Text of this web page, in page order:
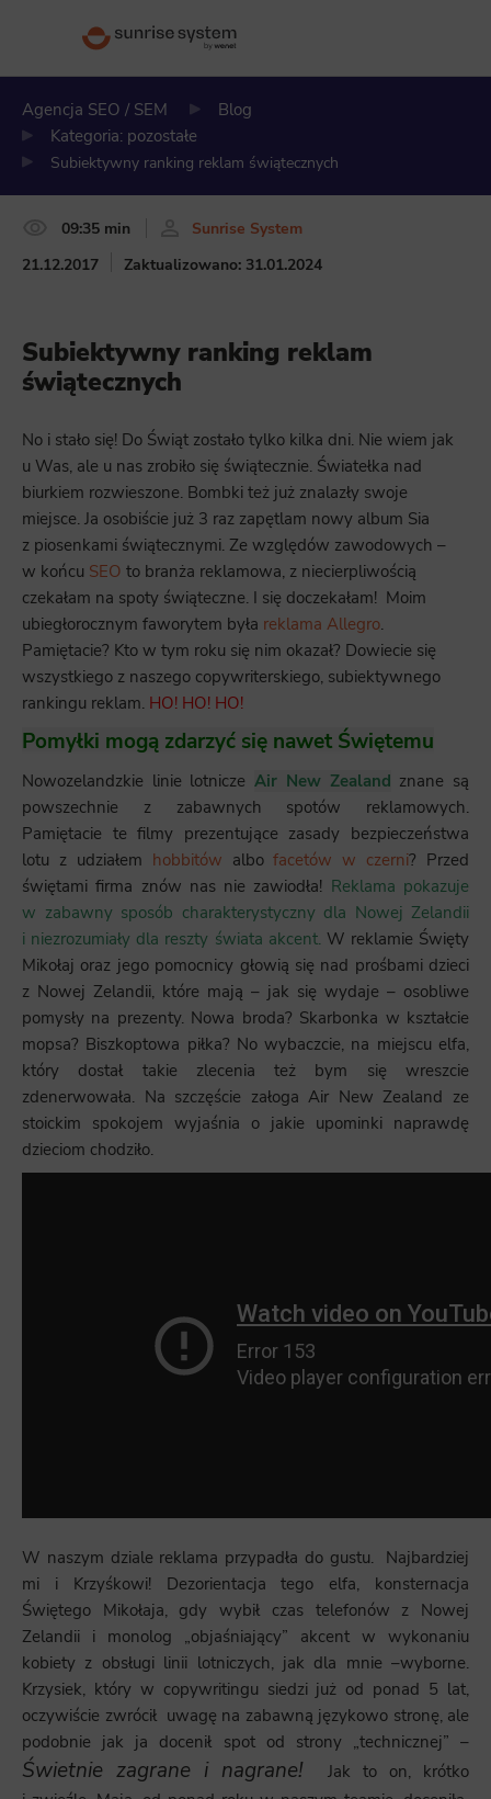
Agencja SEO / SEM
Blog
Kategoria: pozostałe
Subiektywny ranking reklam świątecznych
09:35 min
Sunrise System
21.12.2017
Zaktualizowano: 31.01.2024
Subiektywny ranking reklam
świątecznych
No i stało się! Do Świąt zostało tylko kilka dni. Nie wiem jak
u Was, ale u nas zrobiło się świątecznie. Światełka nad
biurkiem rozwieszone. Bombki też już znalazły swoje
miejsce. Ja osobiście już 3 raz zapętlam nowy album Sia
z piosenkami świątecznymi. Ze względów zawodowych –
w końcu SEO to branża reklamowa, z niecierpliwością
czekałam na spoty świąteczne. I się doczekałam! Moim
ubiegłorocznym faworytem była reklama Allegro.
Pamiętacie? Kto w tym roku się nim okazał? Dowiecie się
wszystkiego z naszego copywriterskiego, subiektywnego
rankingu reklam. HO! HO! HO!
Pomyłki mogą zdarzyć się nawet Świętemu
Nowozelandzkie linie lotniczeAir New Zealand znane są
powszechnie z zabawnych spotów reklamowych.
Pamiętacie te filmy prezentujące zasady bezpieczeństwa
lotu z udziałem hobbitów albofacetów w czerni? Przed
świętami firma znów nas nie zawiodła! Reklama pokazuje
w zabawny sposób charakterystyczny dla Nowej Zelandii
i niezrozumiały dla reszty świata akcent.W reklamie Święty
Mikołaj oraz jego pomocnicy głowią się nad prośbami dzieci
z Nowej Zelandii, które mają – jak się wydaje – osobliwe
pomysły na prezenty. Nowa broda? Skarbonka w kształcie
mopsa? Biszkoptowa piłka? No wybaczcie, na miejscu elfa,
który dostał takie zlecenia też bym się wreszcie
zdenerwowała. Na szczęście załoga Air New Zealand ze
stoickim spokojem wyjaśnia o jakie upominki naprawdę
dzieciom chodziło.
W naszym dziale reklama przypadła do gustu. Najbardziej
mi i Krzyśkowi! Dezorientacja tego elfa, konsternacja
Świętego Mikołaja, gdy wybił czas telefonów z Nowej
Zelandii i monolog „objaśniający” akcent w wykonaniu
kobiety z obsługi linii lotniczych, jak dla mnie –wyborne.
Krzysiek, który w copywritingu siedzi już od ponad 5 lat,
oczywiście zwrócił uwagę na zabawną językowo stronę, ale
podobnie jak ja docenił spot od strony „technicznej” –
Świetnie zagrane i nagrane!­
Jak to on, krótko